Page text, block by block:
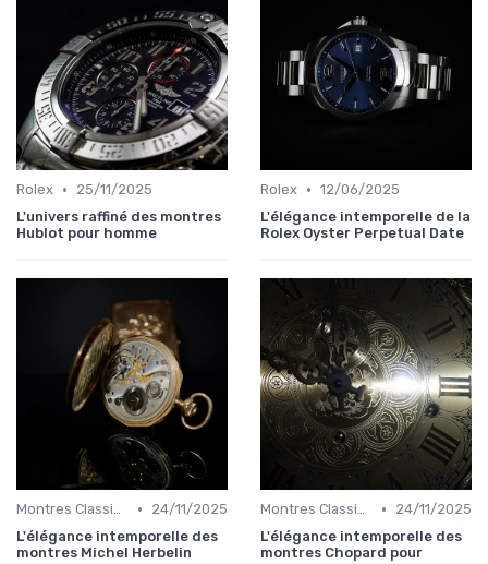
Rolex •
25/11/2025
L'univers raffiné des montres
Hublot pour homme
Rolex • 12/06/2025
L'élégance intemporelle de la
Rolex Oyster Perpetual Date
Montres Classiques •
24/11/2025
L'élégance intemporelle des
montres Michel Herbelin
Montres Classiques •
24/11/2025
L'élégance intemporelle des
montres Chopard pour